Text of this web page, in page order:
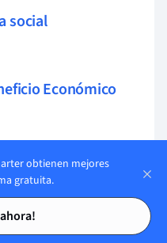
estudio
estudio
social
Económico
negociables
obtienen mejores
gratuita.